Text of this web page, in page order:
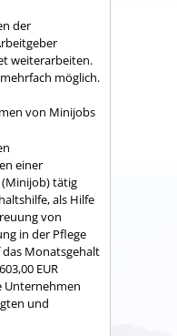
der
weiterarbeiten.
möglich.
von Minijobs
einer
tätig
als Hilfe
von
in der Pflege
Monatsgehalt
EUR
Unternehmen
und